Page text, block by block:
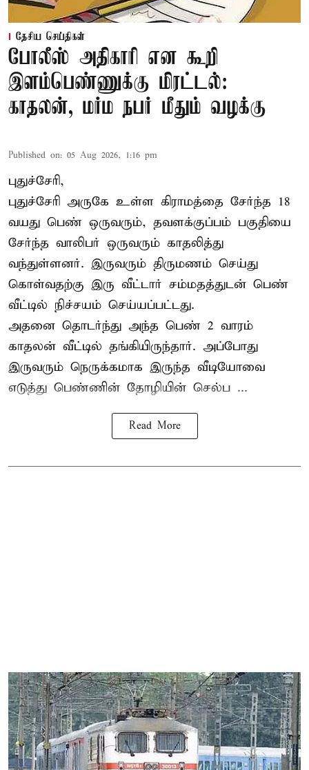
தேசிய செய்திகள்
போலீஸ் அதிகாரி என கூறி
இளம்பெண்ணுக்கு மிரட்டல்:
காதலன், மர்ம நபர் மீதும் வழக்கு
Published on: 05 Aug 2026, 1:16 pm
புதுச்சேரி,
புதுச்சேரி அருகே உள்ள கிராமத்தை சேர்ந்த 18
வயது பெண் ஒருவரும், தவளக்குப்பம் பகுதியை
சேர்ந்த வாலிபர் ஒருவரும் காதலித்து
வந்துள்ளனர். இருவரும் திருமணம் செய்து
கொள்வதற்கு இரு வீட்டார் சம்மதத்துடன் பெண்
வீட்டில் நிச்சயம் செய்யப்பட்டது.
அதனை தொடர்ந்து அந்த பெண் 2 வாரம்
காதலன் வீட்டில் தங்கியிருந்தார். அப்போது
இருவரும் நெருக்கமாக இருந்த வீடியோவை
எடுத்து பெண்ணின் தோழியின் செல்ப ...
Read More